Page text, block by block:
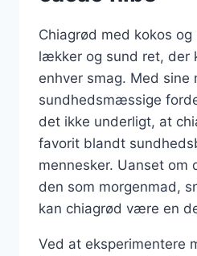
Chiagrød med kokos
lækker og sund ret, der
enhver smag. Med sine
sundhedsmæssige
det ikke underligt, at
favorit blandt
mennesker. Uanset
den som morgenmad,
kan chiagrød være en
Ved at eksperimentere